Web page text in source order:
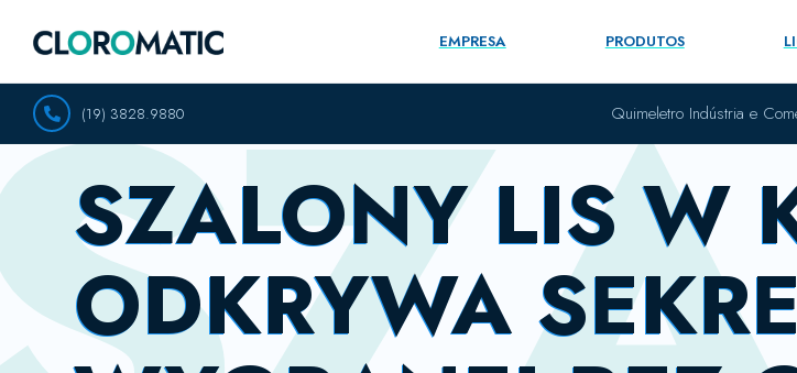
EMPRESA PRODUTOS
(19) 3828.9880 Quimeletro Indústria e
SZALONY LIS W
ODKRYWA